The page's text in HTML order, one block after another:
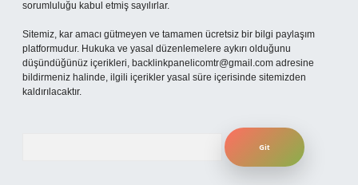
sorumluluğu kabul etmiş sayılırlar.
Sitemiz, kar amacı gütmeyen ve tamamen ücretsiz bir bilgi paylaşım
platformudur. Hukuka ve yasal düzenlemelere aykırı olduğunu
düşündüğünüz içerikleri, backlinkpanelicomtr@gmail.com adresine
bildirmeniz halinde, ilgili içerikler yasal süre içerisinde sitemizden
kaldırılacaktır.